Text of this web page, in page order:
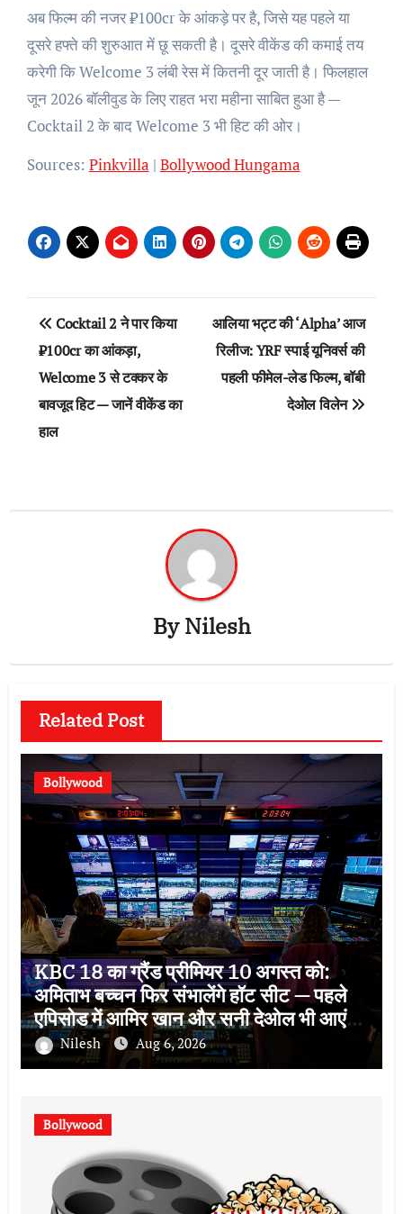
अब फिल्म की नजर ₹100cr के आंकड़े पर है, जिसे यह पहले या
दूसरे हफ्ते की शुरुआत में छू सकती है। दूसरे वीकेंड की कमाई तय
करेगी कि Welcome 3 लंबी रेस में कितनी दूर जाती है। फिलहाल
जून 2026 बॉलीवुड के लिए राहत भरा महीना साबित हुआ है —
Cocktail 2 के बाद Welcome 3 भी हिट की ओर।
Sources: Pinkvilla | Bollywood Hungama
Post
navigation
Cocktail 2 ने पार किया
₹100cr का आंकड़ा,
Welcome 3 से टक्कर के
बावजूद हिट — जानें वीकेंड का
हाल
आलिया भट्ट की ‘Alpha’ आज
रिलीज: YRF स्पाई यूनिवर्स की
पहली फीमेल-लेड फिल्म, बॉबी
देओल विलेन
ByNilesh
Related Post
Bollywood
KBC 18 का ग्रैंड प्रीमियर 10 अगस्त को:
अमिताभ बच्चन फिर संभालेंगे हॉट सीट — पहले
एपिसोड में आमिर खान और सनी देओल भी आएंगे,
इस बार थीम ‘सोचना पड़ेगा’
Nilesh Aug 6, 2026
Bollywood